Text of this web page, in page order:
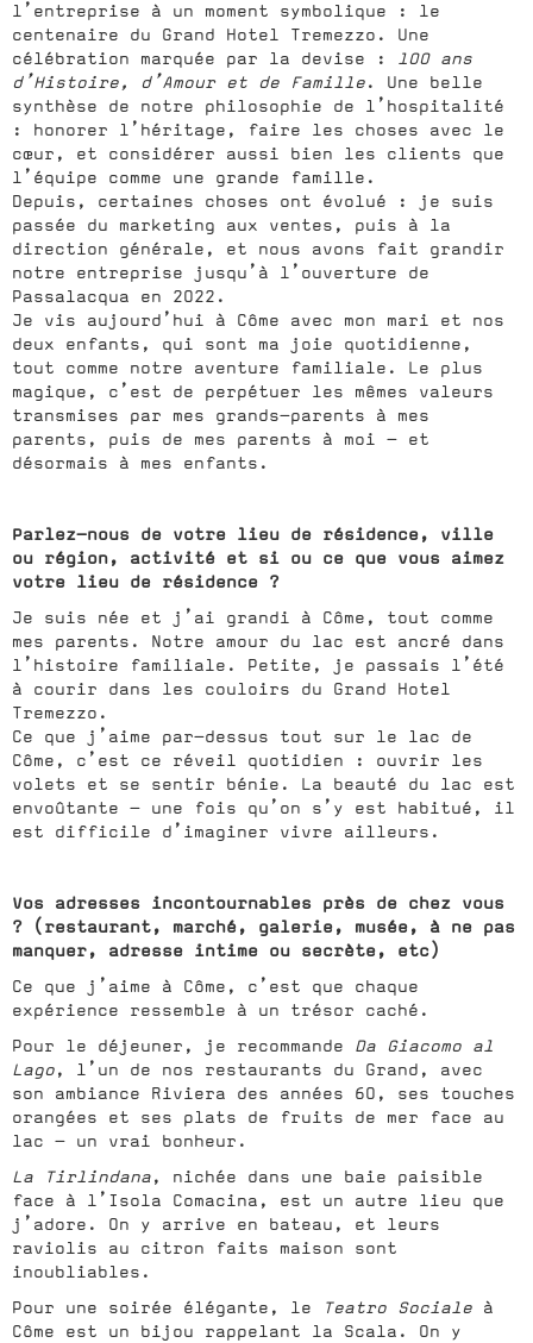
l’entreprise à un moment symbolique : le
centenaire du Grand Hotel Tremezzo. Une
célébration marquée par la devise :
100 ans
d’Histoire, d’Amour et de Famille. Une belle
synthèse de notre philosophie de l’hospitalité
: honorer l’héritage, faire les choses avec le
cœur, et considérer aussi bien les clients que
l’équipe comme une grande famille.
Depuis, certaines choses ont évolué : je suis
passée du marketing aux ventes, puis à la
direction générale, et nous avons fait grandir
notre entreprise jusqu’à l’ouverture de
Passalacqua en 2022.
Je vis aujourd’hui à Côme avec mon mari et nos
deux enfants, qui sont ma joie quotidienne,
tout comme notre aventure familiale. Le plus
magique, c’est de perpétuer les mêmes valeurs
transmises par mes grands-parents à mes
parents, puis de mes parents à moi — et
désormais à mes enfants.
Parlez-nous de votre lieu de résidence, ville
ou région, activité et si ou ce que vous aimez
votre lieu de résidence ?
Je suis née et j’ai grandi à Côme, tout comme
mes parents. Notre amour du lac est ancré dans
l’histoire familiale. Petite, je passais l’été
à courir dans les couloirs du Grand Hotel
Tremezzo.
Ce que j’aime par-dessus tout sur le lac de
Côme, c’est ce réveil quotidien : ouvrir les
volets et se sentir bénie. La beauté du lac est
envoûtante — une fois qu’on s’y est habitué, il
est difficile d’imaginer vivre ailleurs.
Vos adresses incontournables près de chez vous
? (restaurant, marché, galerie, musée, à ne pas
manquer, adresse intime ou secrète, etc)
Ce que j’aime à Côme, c’est que chaque
expérience ressemble à un trésor caché.
Pour le déjeuner, je recommande Da Giacomo al
Lago, l’un de nos restaurants du Grand, avec
son ambiance Riviera des années 60, ses touches
orangées et ses plats de fruits de mer face au
lac — un vrai bonheur.
La Tirlindana, nichée dans une baie paisible
face à l’Isola Comacina, est un autre lieu que
j’adore. On y arrive en bateau, et leurs
raviolis au citron faits maison sont
inoubliables.
Pour une soirée élégante, le
Teatro Sociale à
Côme est un bijou rappelant la Scala. On y